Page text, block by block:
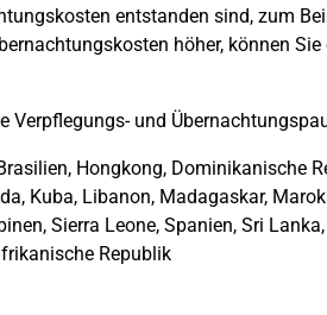
entstanden sind, zum
höher, können
Verpflegungs- und
Hongkong, Dominikanische
Kuba, Libanon, Madagaskar,
Sierra Leone, Spanien, Sri
Republik